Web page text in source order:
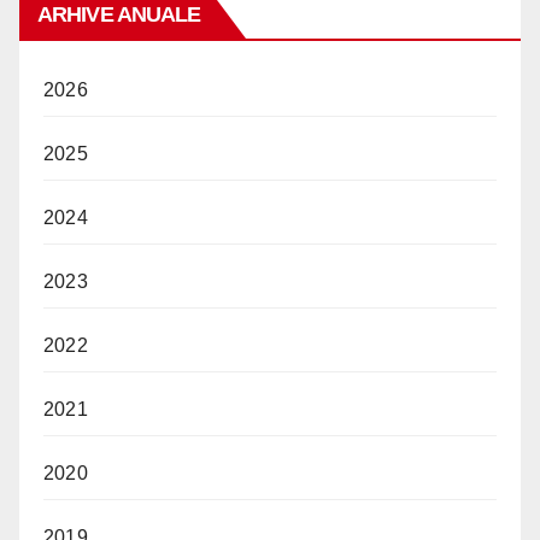
ARHIVE ANUALE
2026
2025
2024
2023
2022
2021
2020